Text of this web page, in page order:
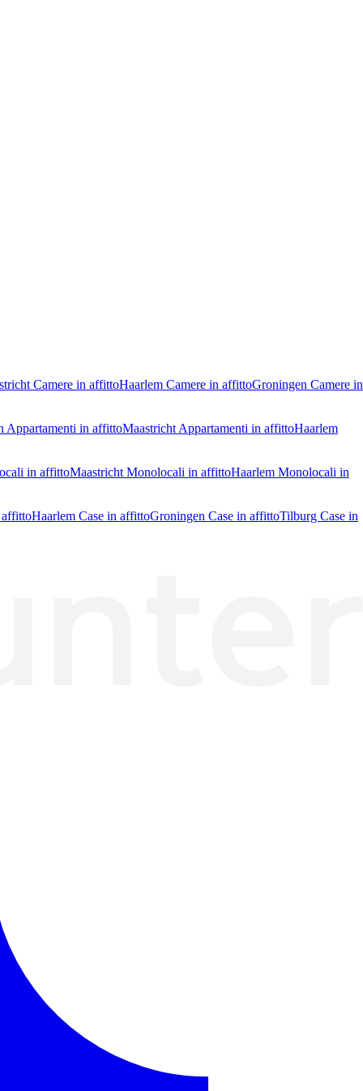
Camere in affittoHaarlem Camere in affittoGroningen Camere in
Appartamenti in affittoMaastricht Appartamenti in affittoHaarlem
in affittoMaastricht Monolocali in affittoHaarlem Monolocali in
affittoHaarlem Case in affittoGroningen Case in affittoTilburg Case in